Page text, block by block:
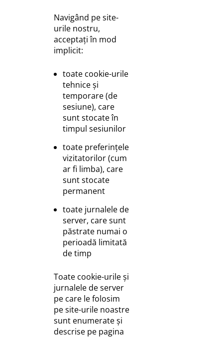
Navigând pe site-
urile nostru,
acceptați în mod
implicit:
toate cookie-urile
tehnice și
temporare (de
sesiune), care
sunt stocate în
timpul sesiunilor
toate preferințele
vizitatorilor (cum
ar fi limba), care
sunt stocate
permanent
toate jurnalele de
server, care sunt
păstrate numai o
perioadă limitată
de timp
Toate cookie-urile și
jurnalele de server
pe care le folosim
pe site-urile noastre
sunt enumerate și
descrise pe pagina